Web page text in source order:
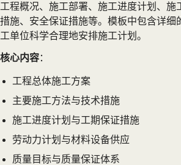
工程概况、施工部署、施工进度计划、施
措施、安全保证措施等。模板中包含详细
工单位科学合理地安排施工计划。
核心内容：
工程总体施工方案
主要施工方法与技术措施
施工进度计划与工期保证措施
劳动力计划与材料设备供应
质量目标与质量保证体系